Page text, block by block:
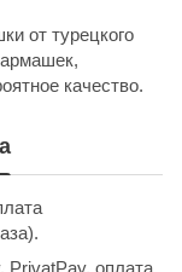
от турецкого
качество.